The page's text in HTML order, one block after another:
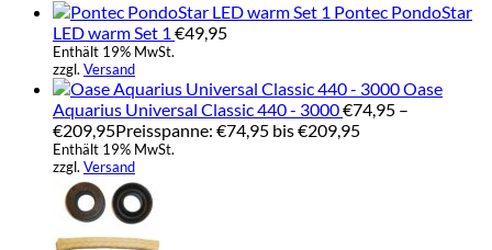
Pontec PondoStar
LED warm Set 1 €49,95
Enthält 19% MwSt.
zzgl. Versand
Oase
Aquarius Universal Classic 440 - 3000€74,95 –
€209,95Preisspanne: €74,95 bis €209,95
Enthält 19% MwSt.
zzgl. Versand